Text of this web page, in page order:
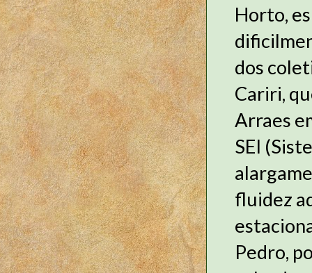
Horto,
dos
Cariri,
Arraes
SEI
fluidez
Pedro,